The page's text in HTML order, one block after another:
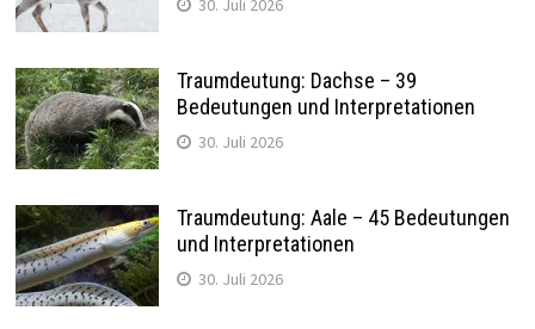
30. Juli 2026
Traumdeutung: Dachse – 39
Bedeutungen und Interpretationen
30. Juli 2026
Traumdeutung: Aale – 45 Bedeutungen
und Interpretationen
30. Juli 2026